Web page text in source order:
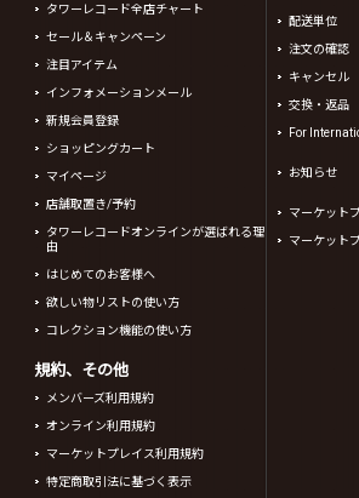
タワーレコード全店チャート
セール＆キャンペーン
注目アイテム
インフォメーションメール
新規会員登録
ショッピングカート
マイページ
店舗取置き/予約
タワーレコードオンラインが選ばれる理
由
はじめてのお客様へ
欲しい物リストの使い方
コレクション機能の使い方
規約、その他
メンバーズ利用規約
オンライン利用規約
マーケットプレイス利用規約
特定商取引法に基づく表示
配送単位
注文の確認
キャンセル
交換・返品
For
お知らせ
マーケット
マーケット